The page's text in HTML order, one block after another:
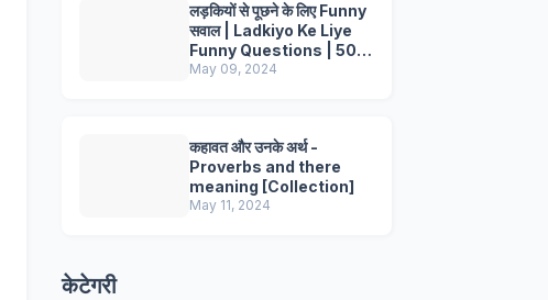
लड़कियों से पूछने के लिए Funny
सवाल | Ladkiyo Ke Liye
Funny Questions | 50+
Questions
May 09, 2024
कहावत और उनके अर्थ -
Proverbs and there
meaning [Collection]
May 11, 2024
केटेगरी